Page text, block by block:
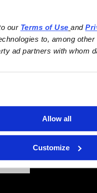
our Terms of Use and
to, among
ad partners with whom
Allow all
Customize
con